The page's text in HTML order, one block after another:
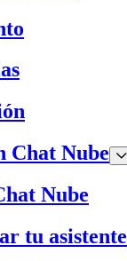
Chat Nube
Nube
tu asistente